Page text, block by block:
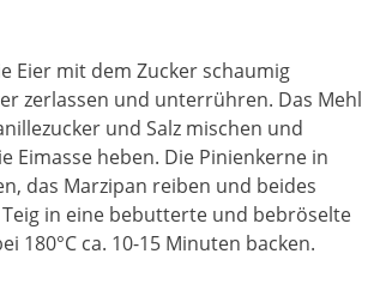
Eier mit dem Zucker schaumig
zerlassen und unterrühren. Das Mehl
und Salz mischen und
Eimasse heben. Die Pinienkerne in
das Marzipan reiben und beides
in eine bebutterte und bebröselte
180°C ca. 10-15 Minuten backen.